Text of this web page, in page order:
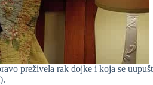
preživela rak dojke i koja se